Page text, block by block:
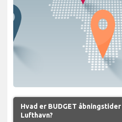
Hvad er BUDGET
Lufthavn?